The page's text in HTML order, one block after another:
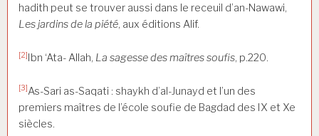
hadith peut se trouver aussi dans le receuil d’an-Nawawi,
Les jardins de la piété, aux éditions Alif.
[2]Ibn ‘Ata- Allah, La sagesse des maîtres soufis, p.220.
[3]As-Sari as-Saqati : shaykh d’al-Junayd et l’un des
premiers maîtres de l’école soufie de Bagdad des IX et Xe
siècles.